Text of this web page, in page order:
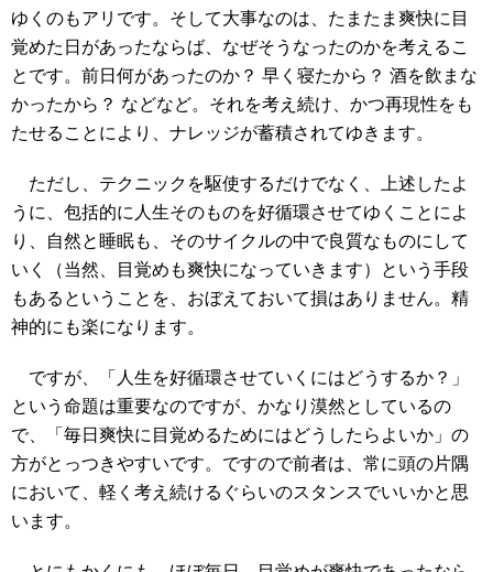
ゆくのもアリです。そして大事なのは、たまたま爽快に目
覚めた日があったならば、なぜそうなったのかを考えるこ
とです。前日何があったのか？ 早く寝たから？ 酒を飲まな
かったから？ などなど。それを考え続け、かつ再現性をも
たせることにより、ナレッジが蓄積されてゆきます。
ただし、テクニックを駆使するだけでなく、上述したよ
うに、包括的に人生そのものを好循環させてゆくことによ
り、自然と睡眠も、そのサイクルの中で良質なものにして
いく（当然、目覚めも爽快になっていきます）という手段
もあるということを、おぼえておいて損はありません。精
神的にも楽になります。
ですが、「人生を好循環させていくにはどうするか？」
という命題は重要なのですが、かなり漠然としているの
で、「毎日爽快に目覚めるためにはどうしたらよいか」の
方がとっつきやすいです。ですので前者は、常に頭の片隅
において、軽く考え続けるぐらいのスタンスでいいかと思
います。